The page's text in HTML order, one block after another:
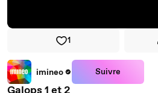
1
imineo Suivre